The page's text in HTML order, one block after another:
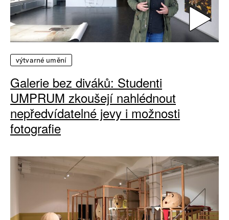
výtvarné umění
Galerie bez diváků: Studenti
UMPRUM zkoušejí nahlédnout
nepředvídatelné jevy i možnosti
fotografie